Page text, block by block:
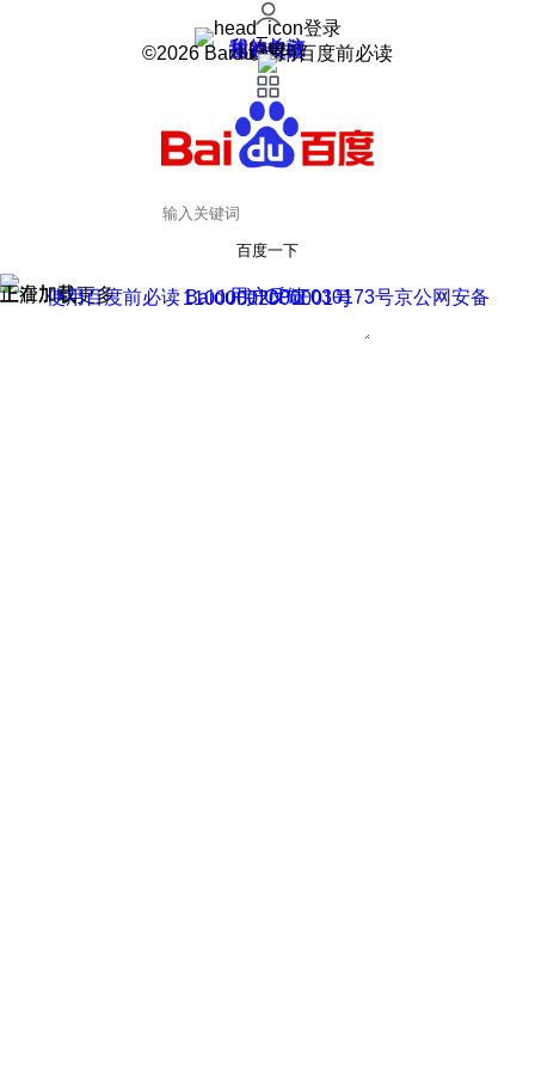
登录
我的关注
我的收藏
皮肤中心
用户反馈
设置
©2026 Baidu 使用百度前必读
百度一下
正在加载
上滑加载更多 用户反馈
使用百度前必读 Baidu 京ICP证030173号
京公网安备11000002000001号